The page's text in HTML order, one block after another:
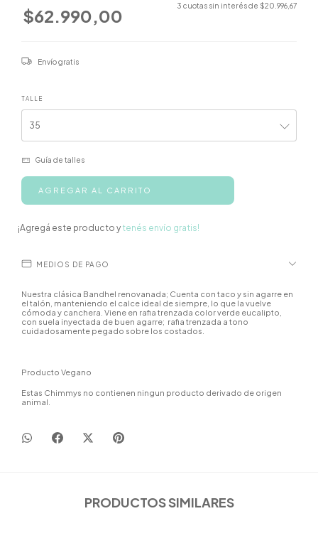
$62.990,00 3 cuotas sin interés de $20.996,67
Envío gratis
TALLE
Guía de talles
¡Agregá este producto y tenés envío gratis!
MEDIOS DE PAGO
Nuestra clásica Bandhel renovanada; Cuenta con taco y sin agarre en
el talón, manteniendo el calce ideal de siempre, lo que la vuelve
cómoda y canchera. Viene en rafia trenzada color verde eucalipto,
con suela inyectada de buen agarre; rafia trenzada a tono
cuidadosamente pegado sobre los costados.
Producto Vegano
Estas Chimmys no contienen ningun producto derivado de origen
animal.
PRODUCTOS SIMILARES